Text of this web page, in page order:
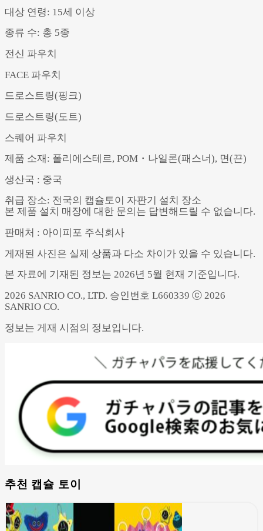
대상 연령: 15세 이상
종류 수: 총 5종
전신 파우치
FACE 파우치
드로스트링(핑크)
드로스트링(도트)
스퀘어 파우치
제품 소재: 폴리에스테르, POM・나일론(패스너), 면(끈)
생산국 : 중국
취급 장소: 전국의 캡슐토이 자판기 설치 장소
본 제품 설치 매장에 대한 문의는 답변해드릴 수 없습니다.
판매처 : 아이피포 주식회사
게재된 사진은 실제 상품과 다소 차이가 있을 수 있습니다.
본 자료에 기재된 정보는 2026년 5월 현재 기준입니다.
2026 SANRIO CO., LTD. 승인번호 L660339 ⓒ 2026
SANRIO CO.
정보는 게재 시점의 정보입니다.
추천 캡슐 토이